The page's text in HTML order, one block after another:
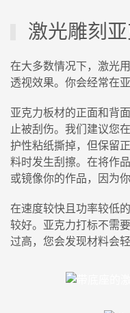
激光雕刻
在大多数情况下，激光
透视效果。你会经常在
亚克力板材的正面和背
止被刮伤。我们建议您
护性粘纸撕掉，但保留
料时发生刮擦。在将作
或镜像你的作品，因为
在速度较快且功率较低
较好。亚克力打标不需
过高，您会发现材料会轻